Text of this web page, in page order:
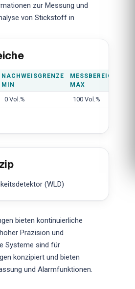
zur Messung und
von Stickstoff in
NACHWEISGRENZE
MIN
MESSBEREICH
MAX
0 Vol.% 100 Vol.%
(WLD)
bieten kontinuierliche
Präzision und
Systeme sind für
konzipiert und bieten
und Alarmfunktionen.